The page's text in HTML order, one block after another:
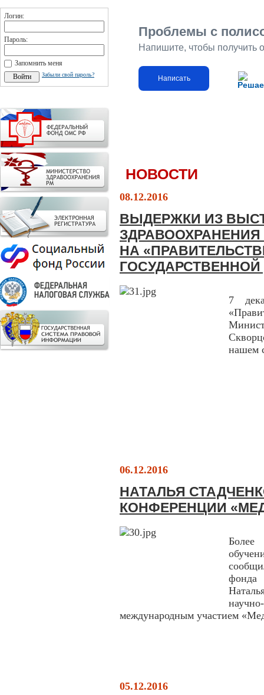
Логин:
Пароль:
Запомнить меня
Забыли свой пароль?
Проблемы с
Напишите, чтобы получить
Написать
НОВОСТИ
08.12.2016
ВЫДЕРЖКИ ИЗ
НА
ГОСУДАРСТВЕННОЙ
7
нашем
06.12.2016
НАТАЛЬЯ
КОНФЕРЕНЦИИ
фонда
международным участием
05.12.2016